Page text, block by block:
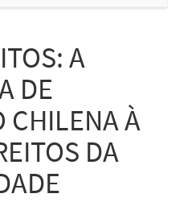
A
DE
CHILENA À
DA